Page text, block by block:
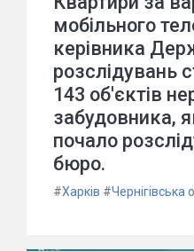
мобільного
керівника
розслідувань
143 об'єктів
забудовника,
почало
бюро.
#Харків #Чернігівська